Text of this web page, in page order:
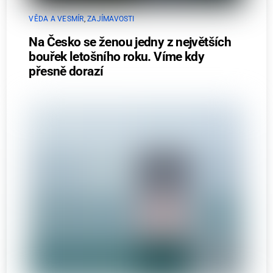
VĚDA A VESMÍR ,ZAJÍMAVOSTI
Na Česko se ženou jedny z největších
bouřek letošního roku. Víme kdy
přesně dorazí